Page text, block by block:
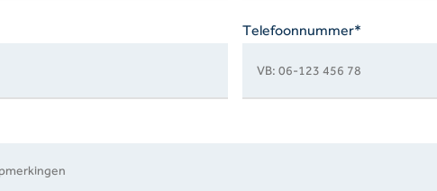
Telefoonnummer*